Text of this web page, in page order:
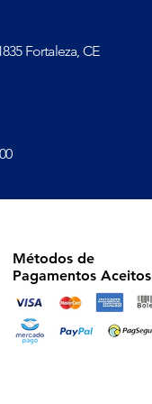
Fortaleza, CE
Métodos de
Pagamentos Aceitos